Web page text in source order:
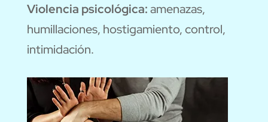
Violencia psicológica:amenazas,
humillaciones, hostigamiento, control,
intimidación.